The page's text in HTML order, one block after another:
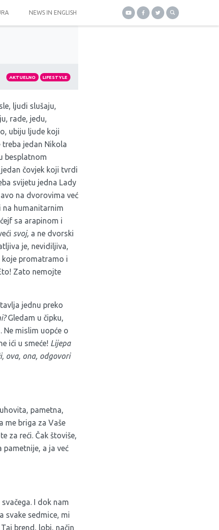
NEWS IN ENGLISH
AKTUELNO LIFESTYLE
ljudi slušaju,
rade, jedu,
ubiju ljude koji
jedan Nikola
besplatnom
čovjek koji tvrdi
svijetu jedna Lady
na dvorovima već
na humanitarnim
sa arapinom i
svoj, a ne dvorski
je, nevidiljiva,
koje promatramo i
Zato nemojte
jednu preko
Gledam u čipku,
Ne mislim uopće o
ići u smeće! Lijepa
ova, ona, odgovori
pametna,
me briga za Vaše
za reći. Čak štoviše,
a ja već
I dok nam
svake sedmice, mi
brend, lobi, način